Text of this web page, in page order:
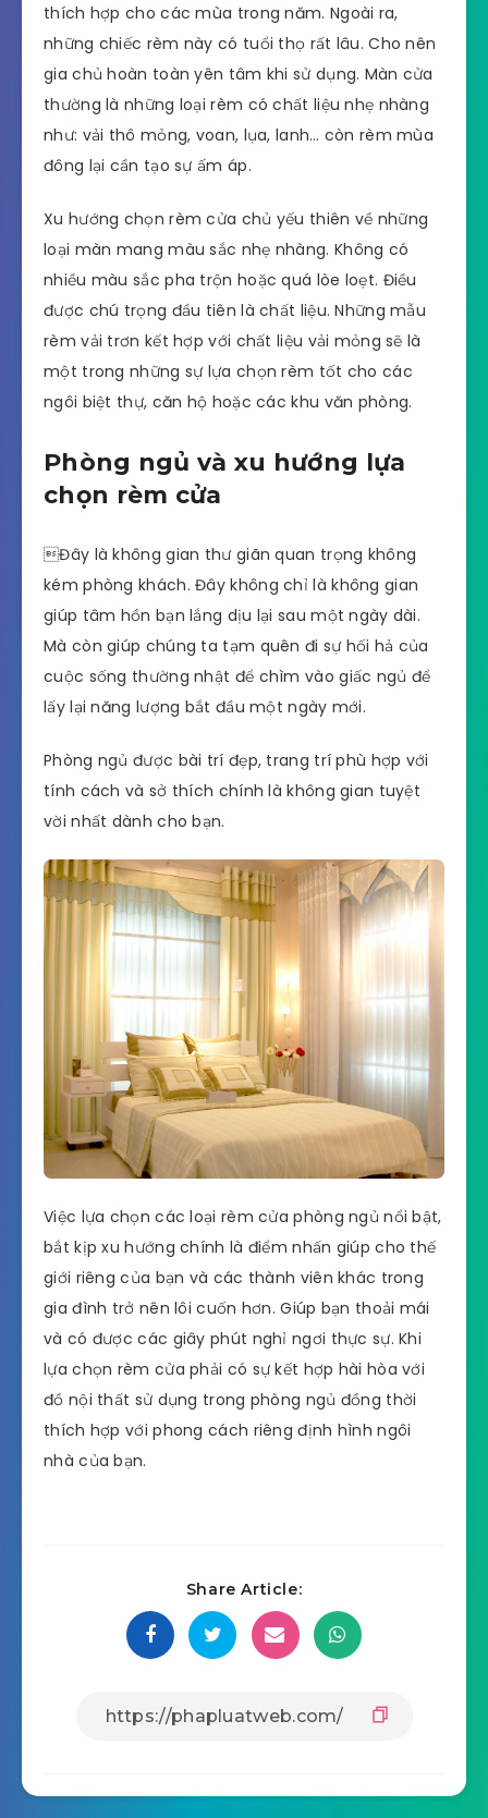
thích hợp cho các mùa trong năm. Ngoài ra,
những chiếc rèm này có tuổi thọ rất lâu. Cho nên
gia chủ hoàn toàn yên tâm khi sử dụng. Màn cửa
thường là những loại rèm có chất liệu nhẹ nhàng
như: vải thô mỏng, voan, lụa, lanh… còn rèm mùa
đông lại cần tạo sự ấm áp.
Xu hướng chọn rèm cửa chủ yếu thiên về những
loại màn mang màu sắc nhẹ nhàng. Không có
nhiều màu sắc pha trộn hoặc quá lòe loẹt. Điều
được chú trọng đầu tiên là chất liệu. Những mẫu
rèm vải trơn kết hợp với chất liệu vải mỏng sẽ là
một trong những sự lựa chọn rèm tốt cho các
ngôi biệt thự, căn hộ hoặc các khu văn phòng.
Phòng ngủ và xu hướng lựa
chọn rèm cửa
Đây là không gian thư giãn quan trọng không
kém phòng khách. Đây không chỉ là không gian
giúp tâm hồn bạn lắng dịu lại sau một ngày dài.
Mà còn giúp chúng ta tạm quên đi sự hối hả của
cuộc sống thường nhật để chìm vào giấc ngủ để
lấy lại năng lượng bắt đầu một ngày mới.
Phòng ngủ được bài trí đẹp, trang trí phù hợp với
tính cách và sở thích chính là không gian tuyệt
vời nhất dành cho bạn.
Việc lựa chọn các loại rèm cửa phòng ngủ nổi bật,
bắt kịp xu hướng chính là điểm nhấn giúp cho thế
giới riêng của bạn và các thành viên khác trong
gia đình trở nên lôi cuốn hơn. Giúp bạn thoải mái
và có được các giây phút nghỉ ngơi thực sự. Khi
lựa chọn rèm cửa phải có sự kết hợp hài hòa với
đồ nội thất sử dụng trong phòng ngủ đồng thời
thích hợp với phong cách riêng định hình ngôi
nhà của bạn.
Share Article: